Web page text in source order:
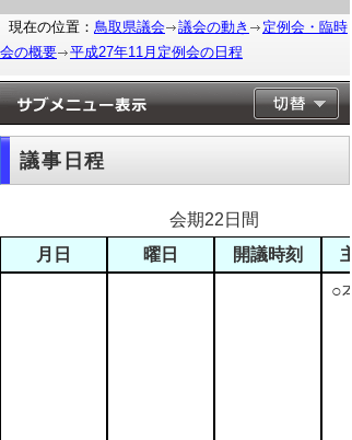
現在の位置： 鳥取県議会 議会の動き
定例会・臨時
会の概要
平成27年11月定例会の日程
議事日程
会期22日間
月日
曜日 開議時刻
○